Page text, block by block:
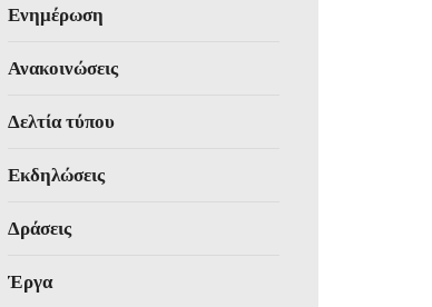
Ενημέρωση
Ανακοινώσεις
Δελτία τύπου
Εκδηλώσεις
Δράσεις
Έργα